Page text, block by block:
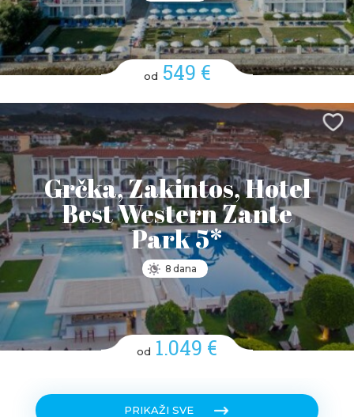
od 549 €
Grčka, Zakintos, Hotel
Best Western Zante
Park 5*
8 dana
od 1.049 €
PRIKAŽI SVE